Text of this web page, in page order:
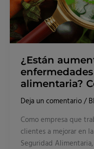
¿Están
alimentaria?
Deja un comentario /
Como empresa que
clientes a mejorar en
Seguridad